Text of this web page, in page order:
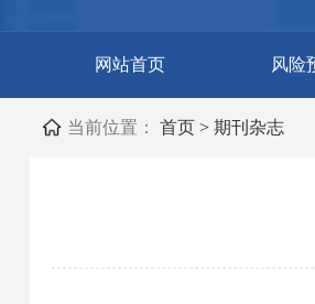
网站首页 风险
当前位置： 首页> 期刊杂志